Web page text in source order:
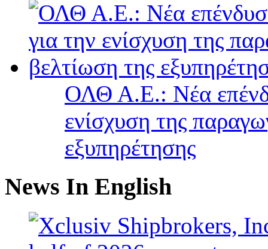
ΟΛΘ Α.Ε.: Νέα
ενίσχυση της
εξυπηρέτησης
News In English